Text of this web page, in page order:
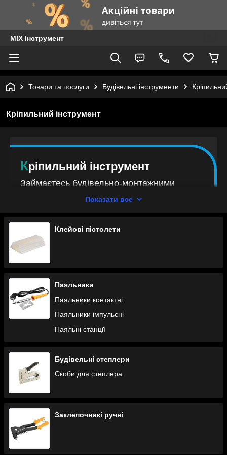
MIX Інструмент
Товари та послуги Будівельні інструменти
Кріпильний інструмент
Кріпильний інструмент
Займаєтесь будівельно-монтажними
роботами, професійно чи як аматор,
Тоді у вашому арсеналі робочого інструменту
обов'язково повинні бути якісні кріпильні
інструменти для монтажу будівельних
конструкцій, обробки, комунікацій та меблів від
інтернет-магазину MIX Інструмент. MIX
Інструмент – це гуртово-роздрібний продавець
інструменту та обладнання з України, Азії,
Польщі, Словаччини, Німеччини. Гнучка система
оплати та доставка по всій Україні.
Написати нам
Особливості якісного кріпильного
інструменту
Одним зі способів самостійно впоратися з
Показати все
Клейові пістолети
Паяльники
Паяльники контактні
Паяльники імпульсні
Паяльні станції
Будівельні степлери
Скоби для степлера
Заклепочникі ручні